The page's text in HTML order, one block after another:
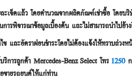
ะเจ็ดแล้ว โดยคำนวณจากผลิตภัณฑ์เช่าซื้อ โดยบ
รพิจารณาข้อมูลเบื้องต้น และไม่สามารถนำไปอ้า
และอัตราผ่อนชำระโดยไม่ต้องแจ้งให้ทราบล่วงห
การลูกค้า Mercedes-Benz Select โทร1250ก
ขายรถยนต์ให้แก่ท่าน